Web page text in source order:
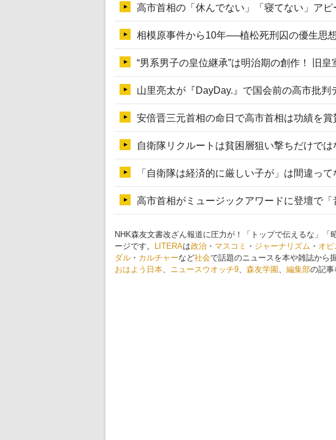
NHK森友文書改ざん報道に圧力が！「トップで伝えるな」
ージです。
LITERAは政治 ・ マスコミ ・ ジャーナリズム ・ オピ
ダル ・ カルチャーなど社会で話題のニュースを本や雑誌から
おはよう日本、 ニュースウオッチ9、 森友学園 、 編集部の記事